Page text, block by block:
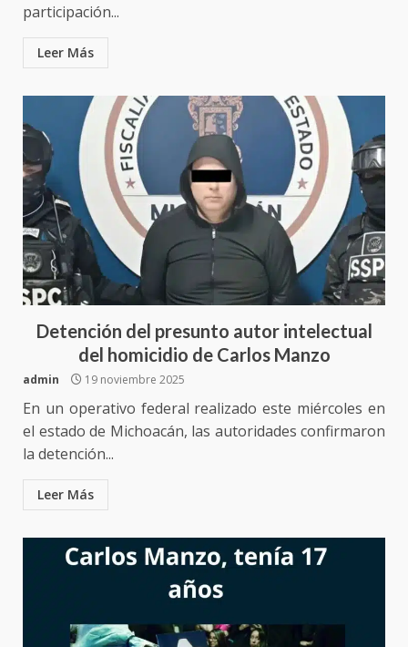
participación...
Leer Más
Detención del presunto autor intelectual
del homicidio de Carlos Manzo
admin 19 noviembre 2025
En un operativo federal realizado este miércoles en
el estado de Michoacán, las autoridades confirmaron
la detención...
Leer Más